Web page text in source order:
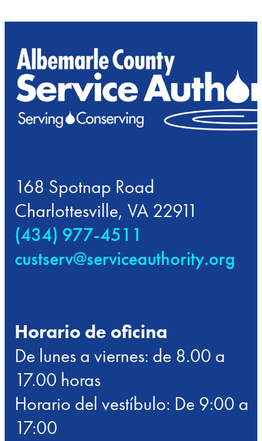
168 Spotnap Road
Charlottesville, VA 22911
(434) 977-4511
custserv@serviceauthority.org
Horario de oficina
De lunes a viernes: de 8.00 a
17.00 horas
Horario del vestíbulo: De 9:00 a
17:00